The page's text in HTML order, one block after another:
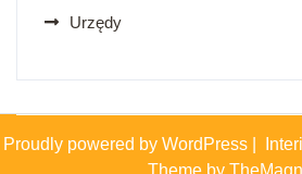
Urzędy
Proudly powered by WordPress